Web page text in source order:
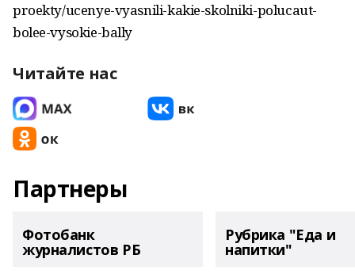
proekty/ucenye-vyasnili-kakie-skolniki-polucaut-
bolee-vysokie-bally
Читайте нас
Партнеры
Фотобанк
журналистов РБ
Рубрика "Еда и
напитки"